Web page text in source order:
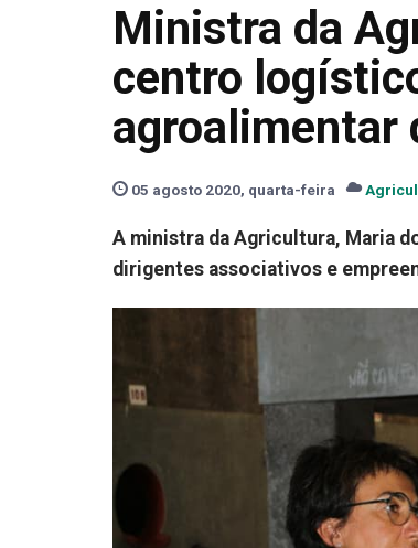
Ministra da
centro
agroalimentar
05 agosto 2020, quarta-feira
A ministra da Agricultura, Maria
dirigentes associativos e